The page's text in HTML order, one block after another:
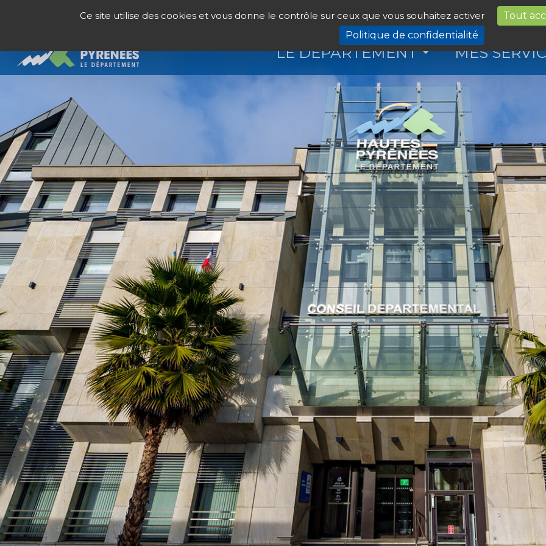
Ce site utilise des cookies et vous donne le contrôle sur ceux que vous souhaitez activer Tout
Politique de confidentialité
LE DÉPARTEMENT MES